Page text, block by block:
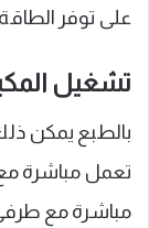
على توفر
تشغيل
تعمل مباشرة
مباشرة مع